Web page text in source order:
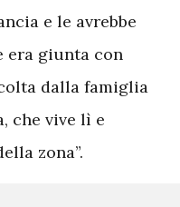
e le avrebbe
era giunta con
dalla famiglia
che vive lì e
zona”.